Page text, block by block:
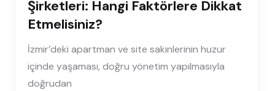
Şirketleri: Hangi Faktörlere Dikkat
Etmelisiniz?
İzmir’deki apartman ve site sakinlerinin huzur
içinde yaşaması, doğru yönetim yapılmasıyla
doğrudan